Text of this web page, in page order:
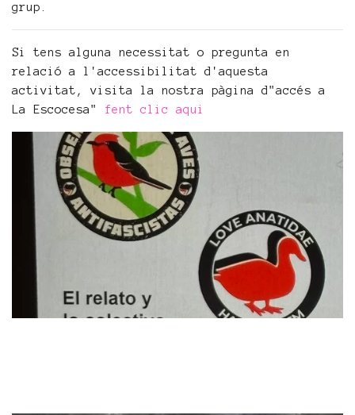
grup.
Si tens alguna necessitat o pregunta en
relació a l'accessibilitat d'aquesta
activitat, visita la nostra pàgina d"accés a
La Escocesa" fent clic aqui